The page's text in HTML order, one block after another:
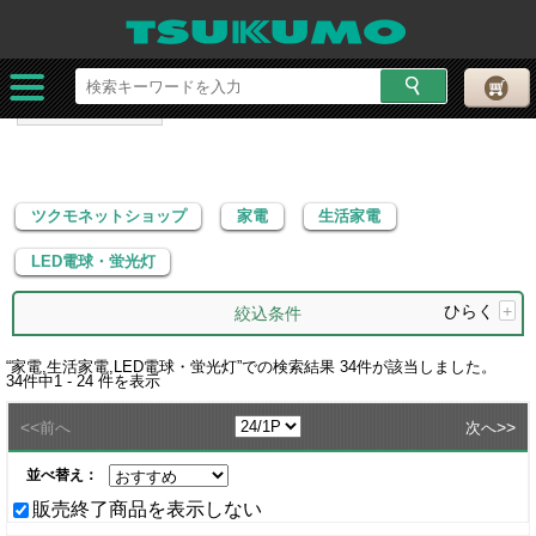
ツクモネットショップ 家電
LED電球・蛍光灯
ツクモネットショップ 家電 生活家電
LED電球・蛍光灯
絞込条件 ひらく +
“家電,生活家電,LED電球・蛍光灯”での検索結果 34件が該当しました。
34件中1 - 24 件を表示
<<前へ 次へ>>
並べ替え：
販売終了商品を表示しない